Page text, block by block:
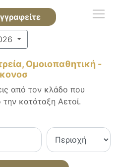
Ομοιοπαθητική -
από τον κλάδο που
κατάταξη Αετοί.